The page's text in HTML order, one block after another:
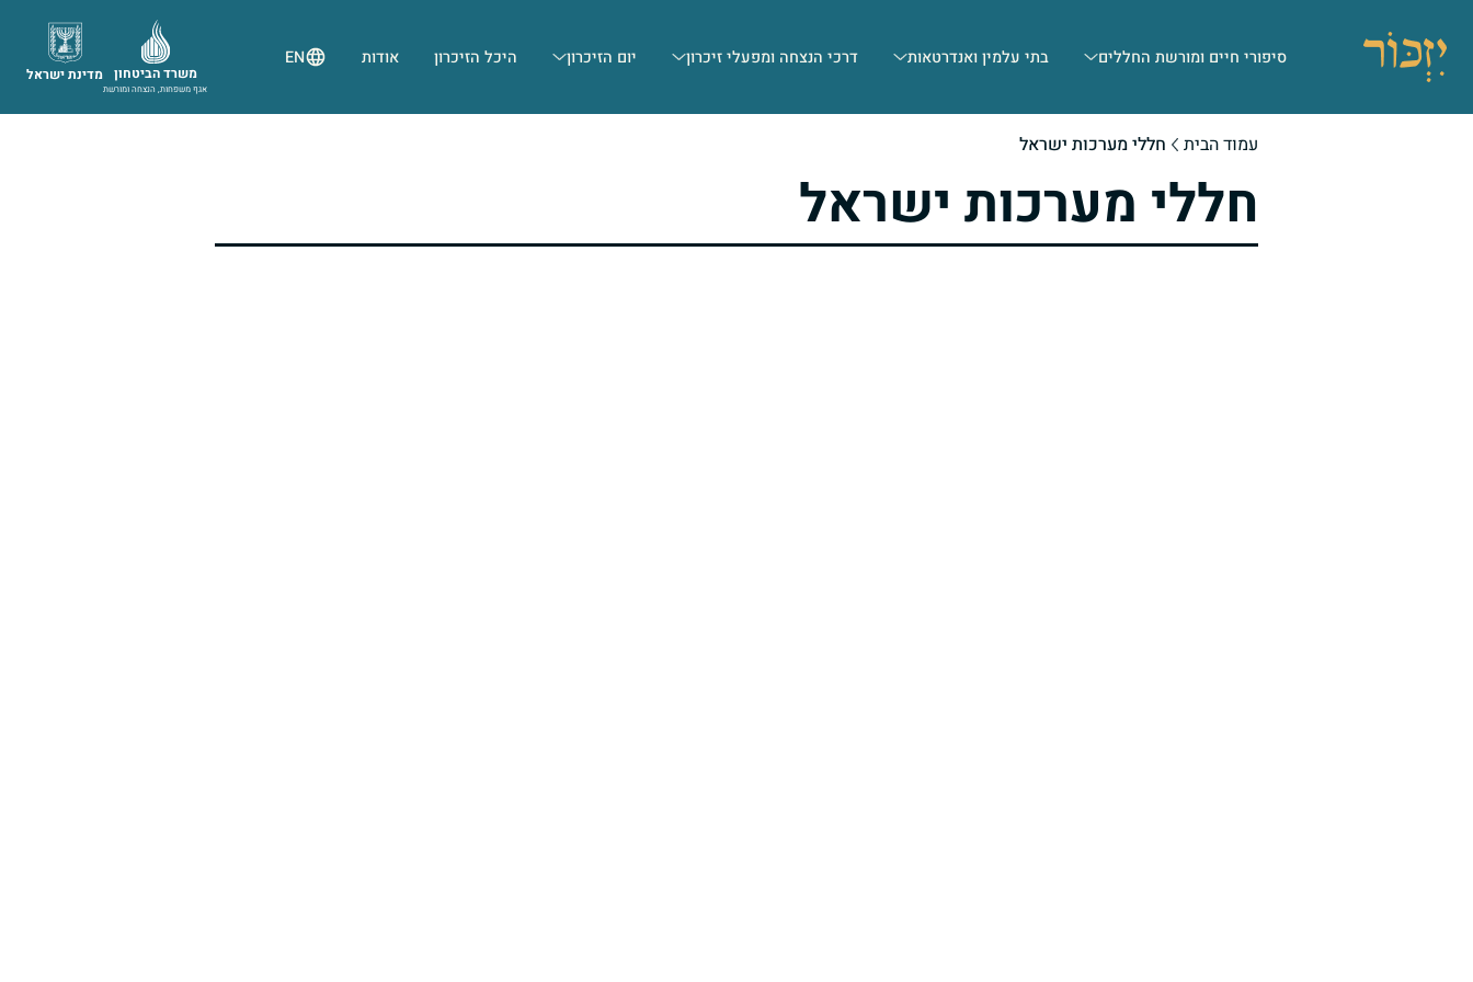
סיפורי חיים ומורשת החללים בתי עלמין ואנדרטאות דרכי הנצחה ומפעלי זיכרון יום הזיכרון היכל הזיכרון אודות EN
מדינת ישראל משרד הביטחון
אגף משפחות, הנצחה ומורשת
עמוד הבית חללי מערכות ישראל
חללי מערכות ישראל